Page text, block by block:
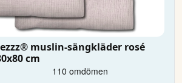
muslin-sängkläder rosé
cm